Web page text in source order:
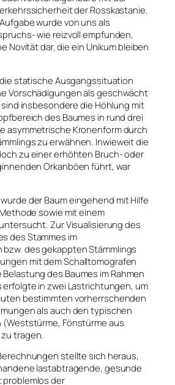
der Rosskastanie.
wurde von uns als
wie reizvoll empfunden,
Novität dar, die ein Unikum bleiben
statische Ausgangssituation
Vorschädigungen als geschwächt
insbesondere die Höhlung mit
des Baumes in rund drei
asymmetrische Kronenform durch
zu erwähnen. Inwieweit die
zu einer erhöhten Bruch- oder
Orkanböen führt, war
der Baum eingehend mit Hilfe
sowie mit einem
Zur Visualisierung des
des Stammes im
des gekappten Stämmlings
mit dem Schalltomografen
des Baumes im Rahmen
in zwei Lastrichtungen, um
bestimmten vorherrschenden
als auch den typischen
Fönstürme aus
tragen.
stellte sich heraus,
lastabtragende, gesunde
der